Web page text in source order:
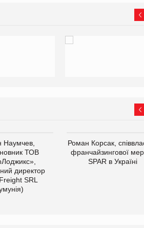
Наумчев,
ТОВ
директор
SRL
Роман Корсак,
франчайзингової
SPAR в Україні